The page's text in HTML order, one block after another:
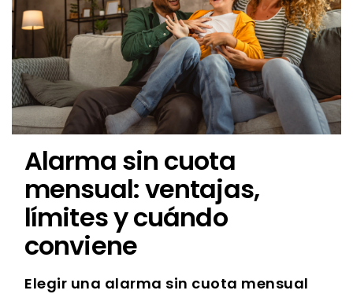
Alarma sin cuota
mensual: ventajas,
límites y cuándo
conviene
Elegir una alarma sin cuota mensual